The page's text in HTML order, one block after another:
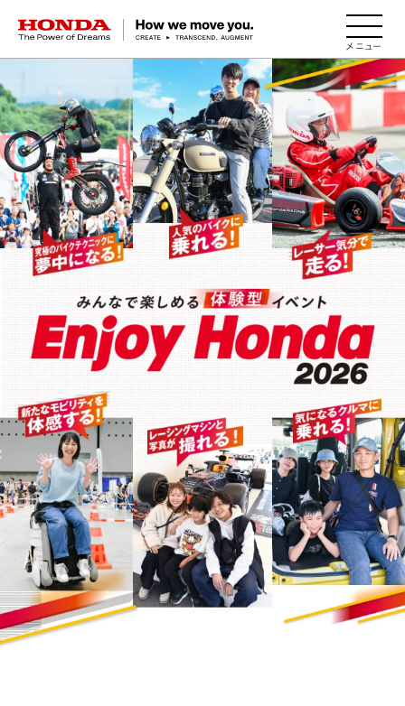
HONDA The Power of Dreams